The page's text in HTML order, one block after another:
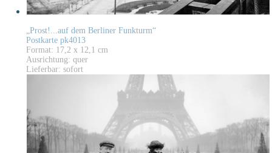
„Prost!...auf dem Berliner Funkturm“
Postkarte pk4013
Format: 17,2 x 12,1 cm
Ausrichtung: quer
Lieferbar: sofort